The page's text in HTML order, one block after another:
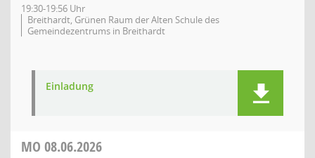
19:30-19:56 Uhr
Breithardt, Grünen Raum der Alten Schule des
Gemeindezentrums in Breithardt
Einladung
MO 08.06.2026